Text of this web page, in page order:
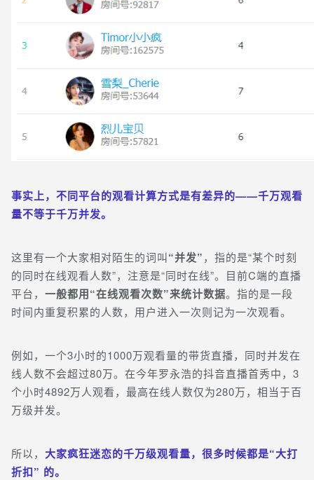
事实上，不同平台的观看计算方式是有差异的——千万观看
量不等于千万并发。
这里有一个大家相对陌生的词叫“并发”，指的是“某个时刻
的同时在线观看人数”，注意是“同时在线”。目前C端的直播
平台， 一般都用“在线观看次数”来统计数据。指的是一段
时间内重复积累的人数，用户进入一次则记为一次观看。
例如，一个3小时的1000万观看量的带货直播，同时并发在
线人数不会超过80万。在今年罗永浩的抖音直播首秀中，3
个小时4892万人观看，最高在线人数仅为280万，相当于百
万级并发。
所以， 大家疯狂迷恋的千万级观看量，很多时候都是“大打
折扣” 的。